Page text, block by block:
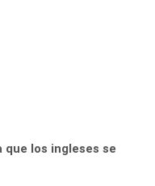
los ingleses se